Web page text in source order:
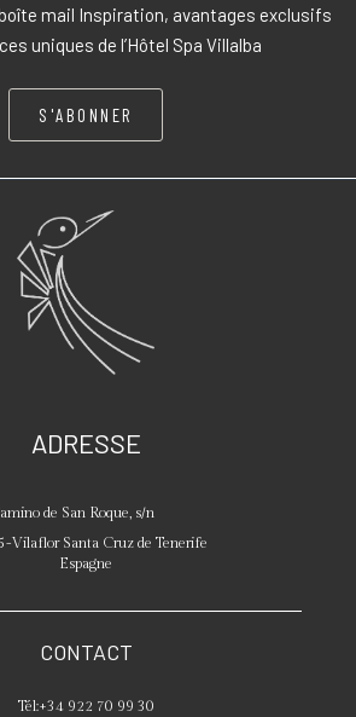
mail Inspiration, avantages exclusifs
uniques de l’Hôtel Spa Villalba
S'ABONNER
ADRESSE
de San Roque, s/n
-Vilaflor Santa Cruz de Tenerife
Espagne
CONTACT
Tél:+34 922 70 99 30